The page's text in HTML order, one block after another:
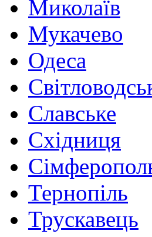
Миколаїв
Мукачево
Одеса
Славське
Східниця
Тернопіль
Трускавець